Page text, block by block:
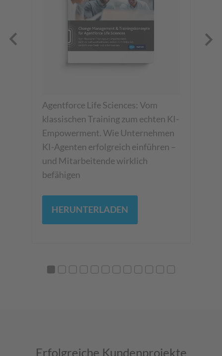
Agentforce Life Sciences: Vom
klassischen Training zum echten KI-
Empowerment. Wie Unternehmen
KI-Agenten erfolgreich einführen –
und Mitarbeitende wirklich
befähigen
HERUNTERLADEN
Erfolgreiche Kundenprojekte